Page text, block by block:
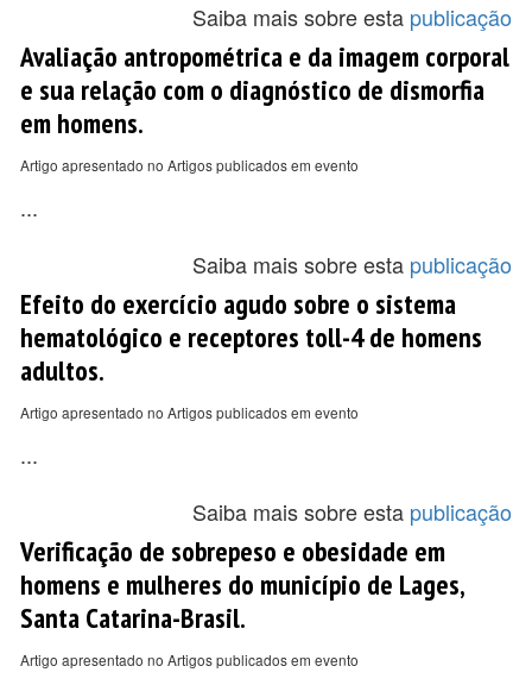
Saiba mais sobre esta publicação
Avaliação antropométrica e da imagem corporal
e sua relação com o diagnóstico de dismorfia
em homens.
Artigo apresentado no Artigos publicados em evento
...
Saiba mais sobre esta publicação
Efeito do exercício agudo sobre o sistema
hematológico e receptores toll-4 de homens
adultos.
Artigo apresentado no Artigos publicados em evento
...
Saiba mais sobre esta publicação
Verificação de sobrepeso e obesidade em
homens e mulheres do município de Lages,
Santa Catarina-Brasil.
Artigo apresentado no Artigos publicados em evento